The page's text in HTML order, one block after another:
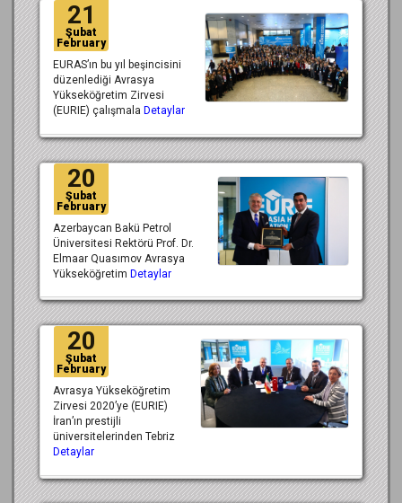
21
Şubat
February
EURAS’ın bu yıl beşincisini
düzenlediği Avrasya
Yükseköğretim Zirvesi
(EURIE) çalışmala Detaylar
20
Şubat
February
Azerbaycan Bakü Petrol
Üniversitesi Rektörü Prof. Dr.
Elmaar Quasımov Avrasya
Yükseköğretim Detaylar
20
Şubat
February
Avrasya Yükseköğretim
Zirvesi 2020’ye (EURIE)
İran’ın prestijli
üniversitelerinden Tebriz
Detaylar